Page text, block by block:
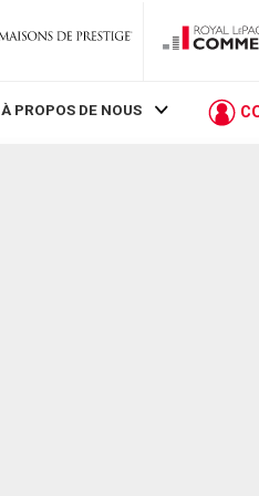
À PROPOS DE NOUS